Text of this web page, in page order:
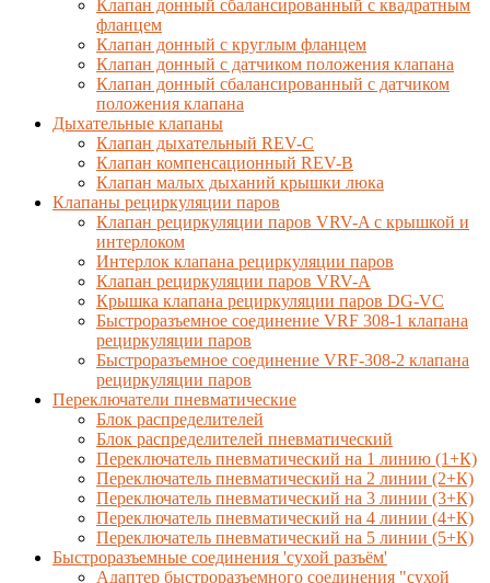
Клапан донный сбалансированный с квадратным
фланцем
Клапан донный с круглым фланцем
Клапан донный с датчиком положения клапана
Клапан донный сбалансированный с датчиком
положения клапана
Дыхательные клапаны
Клапан дыхательный REV-C
Клапан компенсационный REV-B
Клапан малых дыханий крышки люка
Клапаны рециркуляции паров
Клапан рециркуляции паров VRV-A с крышкой и
интерлоком
Интерлок клапана рециркуляции паров
Клапан рециркуляции паров VRV-A
Крышка клапана рециркуляции паров DG-VC
Быстроразъемное соединение VRF 308-1 клапана
рециркуляции паров
Быстроразъемное соединение VRF-308-2 клапана
рециркуляции паров
Переключатели пневматические
Блок распределителей
Блок распределителей пневматический
Переключатель пневматический на 1 линию (1+К)
Переключатель пневматический на 2 линии (2+К)
Переключатель пневматический на 3 линии (3+К)
Переключатель пневматический на 4 линии (4+К)
Переключатель пневматический на 5 линии (5+К)
Быстроразъемные соединения 'сухой разъём'
Адаптер быстроразъемного соединения "сухой